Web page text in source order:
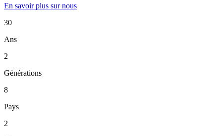
En savoir plus sur nous
30
Ans
2
Générations
8
Pays
2